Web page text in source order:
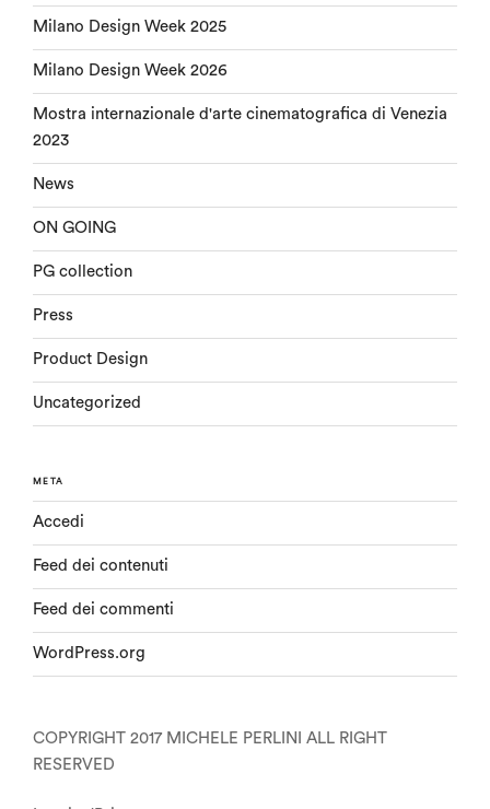
Milano Design Week 2025
Milano Design Week 2026
Mostra internazionale d'arte cinematografica di Venezia
2023
News
ON GOING
PG collection
Press
Product Design
Uncategorized
META
Accedi
Feed dei contenuti
Feed dei commenti
WordPress.org
COPYRIGHT 2017 MICHELE PERLINI ALL RIGHT
RESERVED